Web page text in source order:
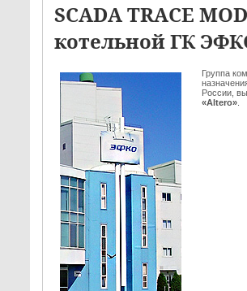
SCADA TRACE
котельной ГК
Группа
России,
«Altero»